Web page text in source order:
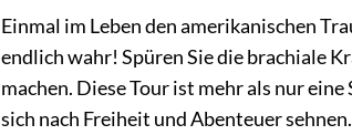
Einmal im Leben den amerikanischen
endlich wahr! Spüren Sie die brachiale
machen. Diese Tour ist mehr als nur
sich nach Freiheit und Abenteuer sehnen.